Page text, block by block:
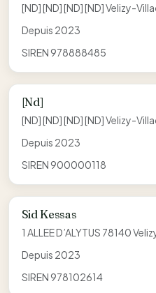
[ND] [ND] [ND] [ND] Velizy-
Depuis 2023
SIREN 978888485
[Nd]
[ND] [ND] [ND] [ND] Velizy-
Depuis 2023
SIREN 900000118
Sid Kessas
1 ALLEE D’ALYTUS 78140
Depuis 2023
SIREN 978102614